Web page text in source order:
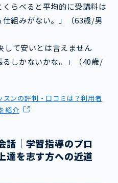
らべると平均的に受講料は
組みがない。」（63歳/男
して安いとは言えません
しかないかな。」（40歳/
スンの評判・口コミは？利用者
紹介
話｜学習指導のプロ
達を志す方への近道